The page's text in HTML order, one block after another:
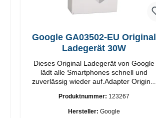
Google GA03502-EU Original
Ladegerät 30W
Dieses Original Ladegerät von Google
lädt alle Smartphones schnell und
zuverlässig wieder auf.Adapter Original
Anschlüsse: USB-C Output: 30W Farbe:
Weiss
Produktnummer: 123267
Hersteller: Google